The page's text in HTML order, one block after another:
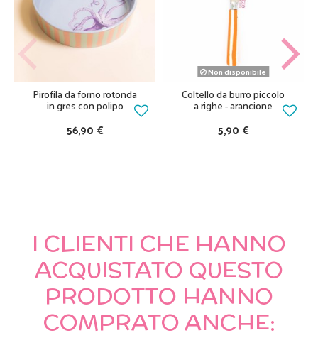
Pirofila da forno rotonda
in gres con polipo
56,90 €
Non disponibile
Coltello da burro piccolo
a righe - arancione
5,90 €
I CLIENTI CHE HANNO
ACQUISTATO QUESTO
PRODOTTO HANNO
COMPRATO ANCHE: